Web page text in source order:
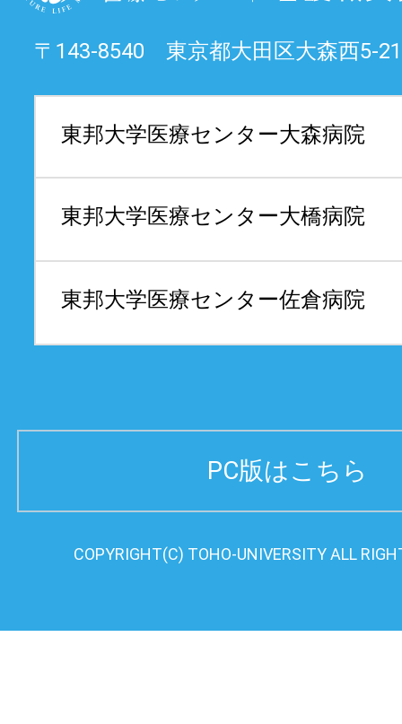
〒143-8540 東京都大田区大森西5-
東邦大学医療センター大森病院
東邦大学医療センター大橋病院
東邦大学医療センター佐倉病院
PC版はこちら
COPYRIGHT(C) TOHO-UNIVERSITY ALL